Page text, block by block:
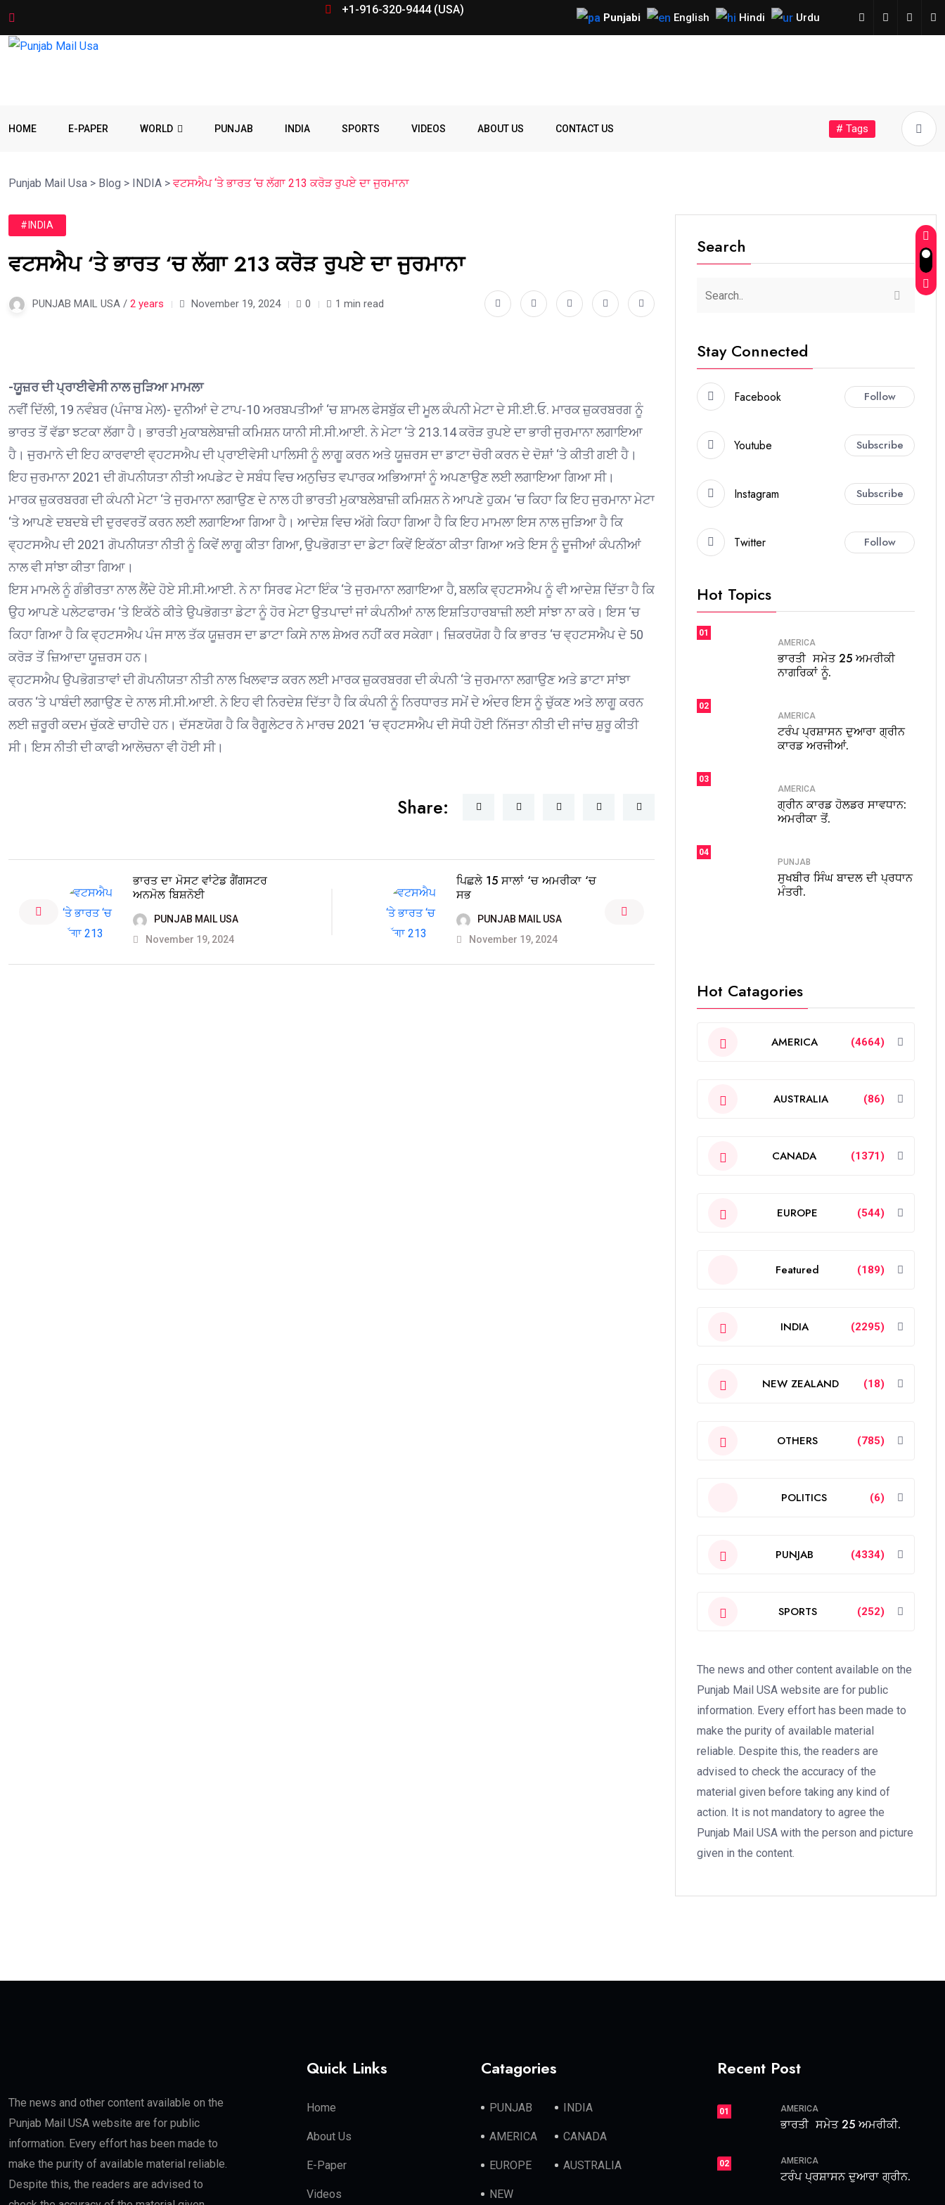
+1-916-320-9444 (USA)
Punjabi English Hindi Urdu
HOME E-PAPER WORLD PUNJAB INDIA SPORTS VIDEOS ABOUT US CONTACT US # Tags
Punjab Mail Usa > Blog > INDIA > ਵਟਸਐਪ ‘ਤੇ ਭਾਰਤ ‘ਚ ਲੱਗਾ 213 ਕਰੋੜ ਰੁਪਏ ਦਾ ਜੁਰਮਾਨਾ
#INDIA
ਵਟਸਐਪ ‘ਤੇ ਭਾਰਤ ‘ਚ ਲੱਗਾ 213 ਕਰੋੜ ਰੁਪਏ ਦਾ ਜੁਰਮਾਨਾ
PUNJAB MAIL USA / 2 years November 19, 2024 0 1 min read
-ਯੂਜ਼ਰ ਦੀ ਪ੍ਰਾਈਵੇਸੀ ਨਾਲ ਜੁੜਿਆ ਮਾਮਲਾ
ਨਵੀਂ ਦਿੱਲੀ, 19 ਨਵੰਬਰ (ਪੰਜਾਬ ਮੇਲ)- ਦੁਨੀਆਂ ਦੇ ਟਾਪ-10 ਅਰਬਪਤੀਆਂ ‘ਚ ਸ਼ਾਮਲ ਫੇਸਬੁੱਕ ਦੀ ਮੂਲ ਕੰਪਨੀ ਮੇਟਾ ਦੇ ਸੀ.ਈ.ਓ. ਮਾਰਕ ਜ਼ੁਕਰਬਰਗ ਨੂੰ
ਭਾਰਤ ਤੋਂ ਵੱਡਾ ਝਟਕਾ ਲੱਗਾ ਹੈ। ਭਾਰਤੀ ਮੁਕਾਬਲੇਬਾਜ਼ੀ ਕਮਿਸ਼ਨ ਯਾਨੀ ਸੀ.ਸੀ.ਆਈ. ਨੇ ਮੇਟਾ ‘ਤੇ 213.14 ਕਰੋੜ ਰੁਪਏ ਦਾ ਭਾਰੀ ਜੁਰਮਾਨਾ ਲਗਾਇਆ
ਹੈ। ਜੁਰਮਾਨੇ ਦੀ ਇਹ ਕਾਰਵਾਈ ਵ੍ਹਟਸਐਪ ਦੀ ਪ੍ਰਾਈਵੇਸੀ ਪਾਲਿਸੀ ਨੂੰ ਲਾਗੂ ਕਰਨ ਅਤੇ ਯੂਜ਼ਰਸ ਦਾ ਡਾਟਾ ਚੋਰੀ ਕਰਨ ਦੇ ਦੋਸ਼ਾਂ ‘ਤੇ ਕੀਤੀ ਗਈ ਹੈ।
ਇਹ ਜੁਰਮਾਨਾ 2021 ਦੀ ਗੋਪਨੀਯਤਾ ਨੀਤੀ ਅਪਡੇਟ ਦੇ ਸਬੰਧ ਵਿਚ ਅਨੁਚਿਤ ਵਪਾਰਕ ਅਭਿਆਸਾਂ ਨੂੰ ਅਪਣਾਉਣ ਲਈ ਲਗਾਇਆ ਗਿਆ ਸੀ।
ਮਾਰਕ ਜ਼ੁਕਰਬਰਗ ਦੀ ਕੰਪਨੀ ਮੇਟਾ ‘ਤੇ ਜੁਰਮਾਨਾ ਲਗਾਉਣ ਦੇ ਨਾਲ ਹੀ ਭਾਰਤੀ ਮੁਕਾਬਲੇਬਾਜ਼ੀ ਕਮਿਸ਼ਨ ਨੇ ਆਪਣੇ ਹੁਕਮ ‘ਚ ਕਿਹਾ ਕਿ ਇਹ ਜੁਰਮਾਨਾ ਮੇਟਾ
‘ਤੇ ਆਪਣੇ ਦਬਦਬੇ ਦੀ ਦੁਰਵਰਤੋਂ ਕਰਨ ਲਈ ਲਗਾਇਆ ਗਿਆ ਹੈ। ਆਦੇਸ਼ ਵਿਚ ਅੱਗੇ ਕਿਹਾ ਗਿਆ ਹੈ ਕਿ ਇਹ ਮਾਮਲਾ ਇਸ ਨਾਲ ਜੁੜਿਆ ਹੈ ਕਿ
ਵ੍ਹਟਸਐਪ ਦੀ 2021 ਗੋਪਨੀਯਤਾ ਨੀਤੀ ਨੂੰ ਕਿਵੇਂ ਲਾਗੂ ਕੀਤਾ ਗਿਆ, ਉਪਭੋਗਤਾ ਦਾ ਡੇਟਾ ਕਿਵੇਂ ਇਕੱਠਾ ਕੀਤਾ ਗਿਆ ਅਤੇ ਇਸ ਨੂੰ ਦੂਜੀਆਂ ਕੰਪਨੀਆਂ
ਨਾਲ ਵੀ ਸਾਂਝਾ ਕੀਤਾ ਗਿਆ।
ਇਸ ਮਾਮਲੇ ਨੂੰ ਗੰਭੀਰਤਾ ਨਾਲ ਲੈਂਦੇ ਹੋਏ ਸੀ.ਸੀ.ਆਈ. ਨੇ ਨਾ ਸਿਰਫ ਮੇਟਾ ਇੰਕ ‘ਤੇ ਜੁਰਮਾਨਾ ਲਗਾਇਆ ਹੈ, ਬਲਕਿ ਵ੍ਹਟਸਐਪ ਨੂੰ ਵੀ ਆਦੇਸ਼ ਦਿੱਤਾ ਹੈ ਕਿ
ਉਹ ਆਪਣੇ ਪਲੇਟਫਾਰਮ ‘ਤੇ ਇਕੱਠੇ ਕੀਤੇ ਉਪਭੋਗਤਾ ਡੇਟਾ ਨੂੰ ਹੋਰ ਮੇਟਾ ਉਤਪਾਦਾਂ ਜਾਂ ਕੰਪਨੀਆਂ ਨਾਲ ਇਸ਼ਤਿਹਾਰਬਾਜ਼ੀ ਲਈ ਸਾਂਝਾ ਨਾ ਕਰੇ। ਇਸ ‘ਚ
ਕਿਹਾ ਗਿਆ ਹੈ ਕਿ ਵ੍ਹਟਸਐਪ ਪੰਜ ਸਾਲ ਤੱਕ ਯੂਜ਼ਰਸ ਦਾ ਡਾਟਾ ਕਿਸੇ ਨਾਲ ਸ਼ੇਅਰ ਨਹੀਂ ਕਰ ਸਕੇਗਾ। ਜ਼ਿਕਰਯੋਗ ਹੈ ਕਿ ਭਾਰਤ ‘ਚ ਵ੍ਹਟਸਐਪ ਦੇ 50
ਕਰੋੜ ਤੋਂ ਜ਼ਿਆਦਾ ਯੂਜ਼ਰਸ ਹਨ।
ਵ੍ਹਟਸਐਪ ਉਪਭੋਗਤਾਵਾਂ ਦੀ ਗੋਪਨੀਯਤਾ ਨੀਤੀ ਨਾਲ ਖਿਲਵਾੜ ਕਰਨ ਲਈ ਮਾਰਕ ਜ਼ੁਕਰਬਰਗ ਦੀ ਕੰਪਨੀ ‘ਤੇ ਜੁਰਮਾਨਾ ਲਗਾਉਣ ਅਤੇ ਡਾਟਾ ਸਾਂਝਾ
ਕਰਨ ‘ਤੇ ਪਾਬੰਦੀ ਲਗਾਉਣ ਦੇ ਨਾਲ ਸੀ.ਸੀ.ਆਈ. ਨੇ ਇਹ ਵੀ ਨਿਰਦੇਸ਼ ਦਿੱਤਾ ਹੈ ਕਿ ਕੰਪਨੀ ਨੂੰ ਨਿਰਧਾਰਤ ਸਮੇਂ ਦੇ ਅੰਦਰ ਇਸ ਨੂੰ ਚੁੱਕਣ ਅਤੇ ਲਾਗੂ ਕਰਨ
ਲਈ ਜ਼ਰੂਰੀ ਕਦਮ ਚੁੱਕਣੇ ਚਾਹੀਦੇ ਹਨ। ਦੱਸਣਯੋਗ ਹੈ ਕਿ ਰੈਗੂਲੇਟਰ ਨੇ ਮਾਰਚ 2021 ‘ਚ ਵ੍ਹਟਸਐਪ ਦੀ ਸੋਧੀ ਹੋਈ ਨਿੱਜਤਾ ਨੀਤੀ ਦੀ ਜਾਂਚ ਸ਼ੁਰੂ ਕੀਤੀ
ਸੀ। ਇਸ ਨੀਤੀ ਦੀ ਕਾਫੀ ਆਲੋਚਨਾ ਵੀ ਹੋਈ ਸੀ।
Share:
ਭਾਰਤ ਦਾ ਮੋਸਟ ਵਾਂਟੇਡ ਗੈਂਗਸਟਰ
ਅਨਮੋਲ ਬਿਸ਼ਨੋਈ
PUNJAB MAIL USA
November 19, 2024
ਪਿਛਲੇ 15 ਸਾਲਾਂ ‘ਚ ਅਮਰੀਕਾ ‘ਚ
ਸਭ
PUNJAB MAIL USA
November 19, 2024
Search
Stay Connected
Facebook Follow
Youtube Subscribe
Instagram Subscribe
Twitter Follow
Hot Topics
01
AMERICA
ਭਾਰਤੀ ਸਮੇਤ 25 ਅਮਰੀਕੀ
ਨਾਗਰਿਕਾਂ ਨੂੰ.
02
AMERICA
ਟਰੰਪ ਪ੍ਰਸ਼ਾਸਨ ਦੁਆਰਾ ਗ੍ਰੀਨ
ਕਾਰਡ ਅਰਜੀਆਂ.
03
AMERICA
ਗ੍ਰੀਨ ਕਾਰਡ ਹੋਲਡਰ ਸਾਵਧਾਨ:
ਅਮਰੀਕਾ ਤੋਂ.
04
PUNJAB
ਸੁਖਬੀਰ ਸਿੰਘ ਬਾਦਲ ਦੀ ਪ੍ਰਧਾਨ
ਮੰਤਰੀ.
Hot Catagories
AMERICA (4664)
AUSTRALIA (86)
CANADA (1371)
EUROPE (544)
Featured (189)
INDIA (2295)
NEW ZEALAND (18)
OTHERS (785)
POLITICS (6)
PUNJAB (4334)
SPORTS (252)
The news and other content available on the
Punjab Mail USA website are for public
information. Every effort has been made to
make the purity of available material
reliable. Despite this, the readers are
advised to check the accuracy of the
material given before taking any kind of
action. It is not mandatory to agree the
Punjab Mail USA with the person and picture
given in the content.
The news and other content available on the
Punjab Mail USA website are for public
information. Every effort has been made to
make the purity of available material reliable.
Despite this, the readers are advised to
Quick Links
Home
About Us
E-Paper
Videos
Catagories
PUNJAB INDIA
AMERICA CANADA
EUROPE AUSTRALIA
NEW
Recent Post
01 AMERICA
ਭਾਰਤੀ ਸਮੇਤ 25 ਅਮਰੀਕੀ.
02 AMERICA
ਟਰੰਪ ਪ੍ਰਸ਼ਾਸਨ ਦੁਆਰਾ ਗ੍ਰੀਨ.